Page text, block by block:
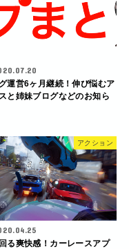
運営6ヶ月継続！伸び悩むア
と姉妹ブログなどのお知ら
アクション
る爽快感！カーレースアプ